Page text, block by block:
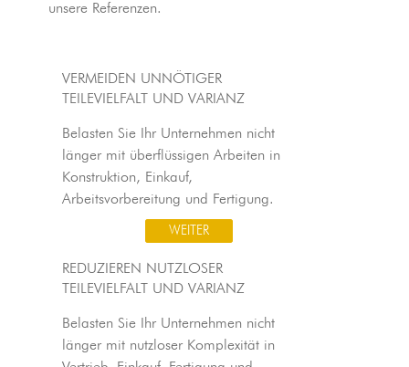
unsere Referenzen.
VERMEIDEN UNNÖTIGER
TEILEVIELFALT UND VARIANZ
Belasten Sie Ihr Unternehmen nicht
länger mit überflüssigen Arbeiten in
Konstruktion, Einkauf,
Arbeitsvorbereitung und Fertigung.
WEITER
REDUZIEREN NUTZLOSER
TEILEVIELFALT UND VARIANZ
Belasten Sie Ihr Unternehmen nicht
länger mit nutzloser Komplexität in